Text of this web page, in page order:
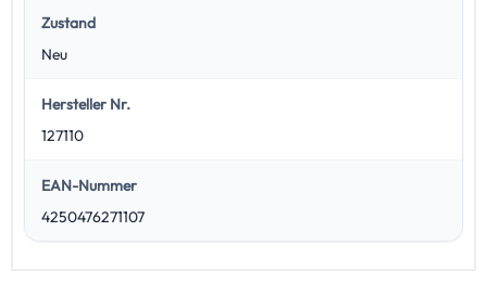
Zustand
Neu
Hersteller Nr.
127110
EAN-Nummer
4250476271107